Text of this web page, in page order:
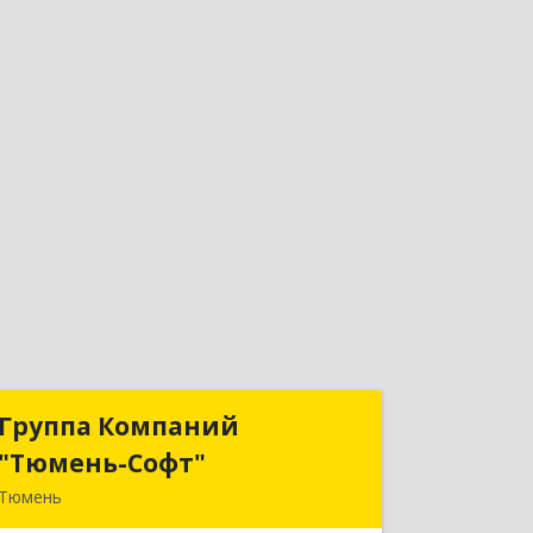
Группа Компаний
"Тюмень-Софт"
Тюмень
Группа Компаний
"Тюмень-Софт"